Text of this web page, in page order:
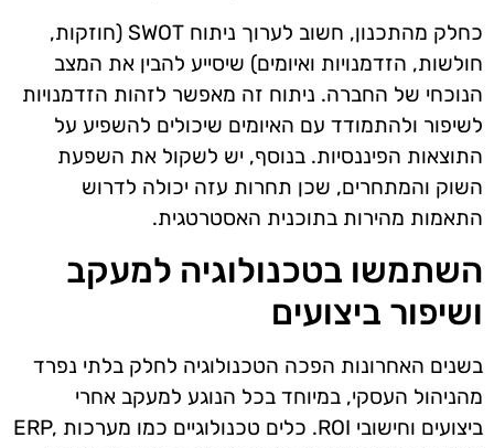
כחלק מהתכנון, חשוב לערוך ניתוח SWOT (חוזקות,
חולשות, הזדמנויות ואיומים) שיסייע להבין את המצב
הנוכחי של החברה. ניתוח זה מאפשר לזהות הזדמנויות
לשיפור ולהתמודד עם האיומים שיכולים להשפיע על
התוצאות הפיננסיות. בנוסף, יש לשקול את השפעת
השוק והמתחרים, שכן תחרות עזה יכולה לדרוש
התאמות מהירות בתוכנית האסטרטגית.
השתמשו בטכנולוגיה למעקב
ושיפור ביצועים
בשנים האחרונות הפכה הטכנולוגיה לחלק בלתי נפרד
מהניהול העסקי, במיוחד בכל הנוגע למעקב אחרי
ביצועים וחישובי ROI. כלים טכנולוגיים כמו מערכות ERP,